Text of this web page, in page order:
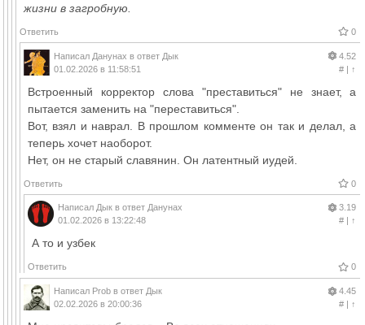
жизни в загробную.
Ответить 0
Написал Данунах в ответ Дык
01.02.2026 в 11:58:51
4.52
#| ↑
Встроенный корректор слова "преставиться" не знает, а
пытается заменить на "переставиться".
Вот, взял и наврал. В прошлом комменте он так и делал, а
теперь хочет наоборот.
Нет, он не старый славянин. Он латентный иудей.
Ответить 0
Написал Дык в ответ Данунах
01.02.2026 в 13:22:48
3.19
#| ↑
А то и узбек
Ответить 0
Написал Prob в ответ Дык
02.02.2026 в 20:00:36
4.45
#| ↑